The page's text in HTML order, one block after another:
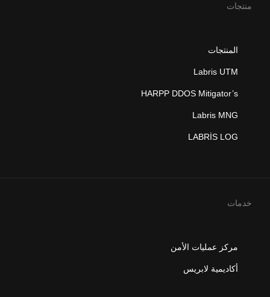
منتجات
المنتجات
Labris UTM
HARPP DDOS Mitigator’s
Labris MNG
LABRİS LOG
خدمات
مركز عمليات الأمن
أكاديمية لابريس